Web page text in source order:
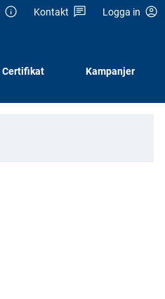
Kontakt Logga in
Certifikat Kampanjer